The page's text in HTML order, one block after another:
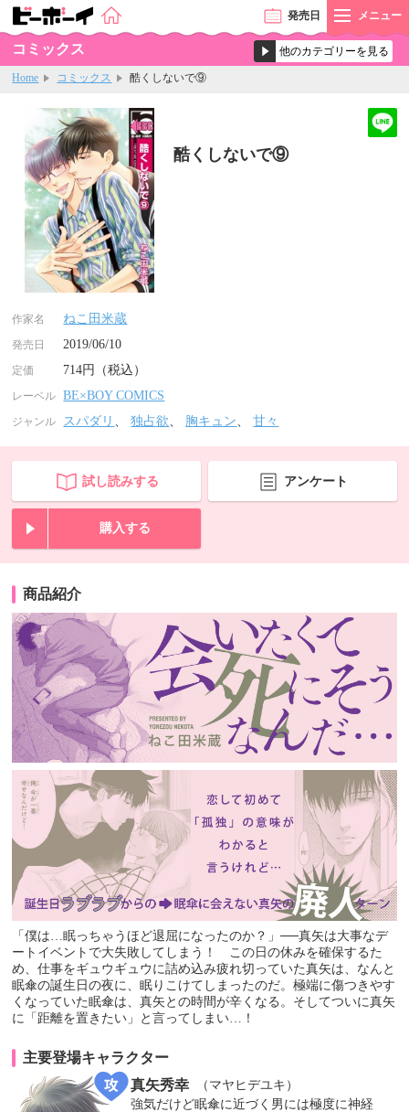
発売日 メニュー
コミックス
Home コミックス 酷くしないで⑨
酷くしないで⑨
作家名 ねこ田米蔵
発売日 2019/06/10
定価 714円（税込）
レーベル BE×BOY COMICS
ジャンル スパダリ 、独占欲、 胸キュン、甘々
試し読みする アンケート
購入する
商品紹介
「僕は…眠っちゃうほど退屈になったのか？」──真矢は大事なデ
ートイベントで大失敗してしまう！ この日の休みを確保するた
め、仕事をギュウギュウに詰め込み疲れ切っていた真矢は、なんと
眠傘の誕生日の夜に、眠りこけてしまったのだ。極端に傷つきやす
くなっていた眠傘は、真矢との時間が辛くなる。そしてついに真矢
に「距離を置きたい」と言ってしまい…！
主要登場キャラクター
真矢秀幸
（マヤヒデユキ）
強気だけど眠傘に近づく男には極度に神経